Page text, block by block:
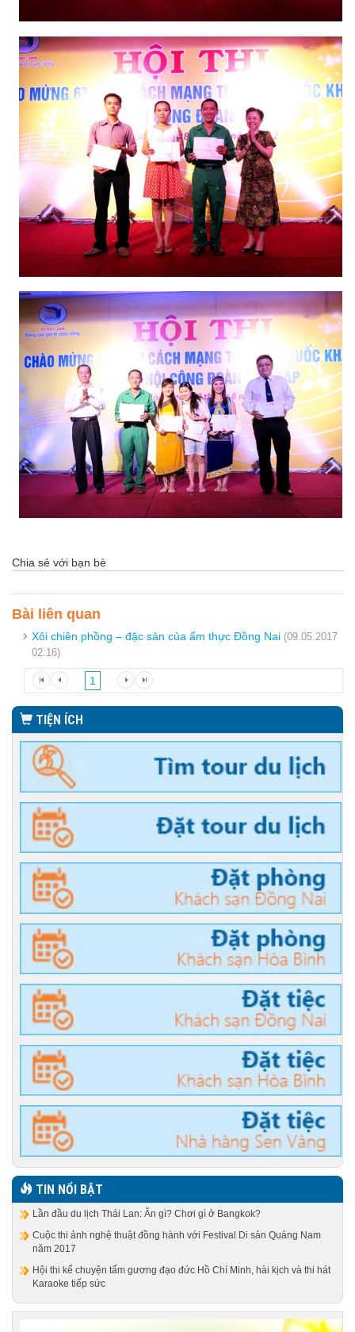
Chia sẻ với bạn bè
Bài liên quan
Xôi chiên phồng – đặc sản của ẩm thực Đồng Nai (09.05.2017
02:16)
1
TIỆN ÍCH
TIN NỔI BẬT
Lần đầu du lịch Thái Lan: Ăn gì? Chơi gì ở Bangkok?
Cuộc thi ảnh nghệ thuật đồng hành với Festival Di sản Quảng Nam
năm 2017
Hội thi kể chuyện tấm gương đạo đức Hồ Chí Minh, hài kịch và thi hát
Karaoke tiếp sức